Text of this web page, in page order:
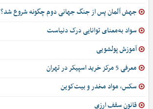
جهش آلمان پس از جنگ جهانی دوم چگونه شروع شد؟
سواد به‌معنای توانایی درک دنیاست
آموزش پولشویی
معرفی 5 مرکز خرید اسپیکر در تهران
سکس، مواد مخدر و بیت‌کوین
قانون سقف ارزی